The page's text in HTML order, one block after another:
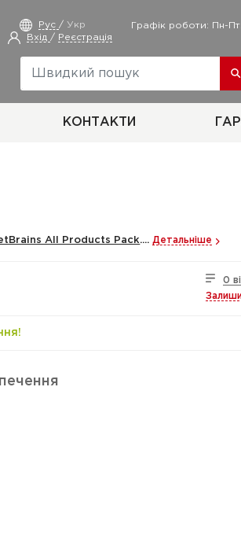
Вхід / Реєстрація
Рус / Укр Графік роботи: Пн-
КОНТАКТИ
All Products Pack....Детальніше
0